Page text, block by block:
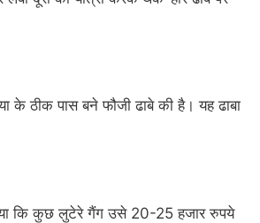
के ठीक पास बने फौजी ढाबे की है। यह ढाबा
कि कुछ लुटेरे गैंग उसे 20-25 हजार रुपये